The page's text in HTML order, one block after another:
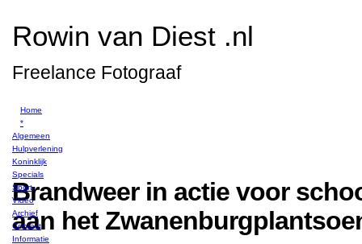
Rowin van Diest .nl
Freelance Fotograaf
Home
*
Algemeen
Hulpverlening
Koninklijk
Specials
Sport
Video
Archief
Contact
Informatie
Brandweer in actie voor
aan het